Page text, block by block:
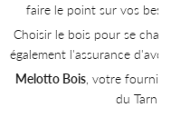
et vous établir un devis.
question d'économie mais
sur l'environnement.
énergiedans le sud-ouest